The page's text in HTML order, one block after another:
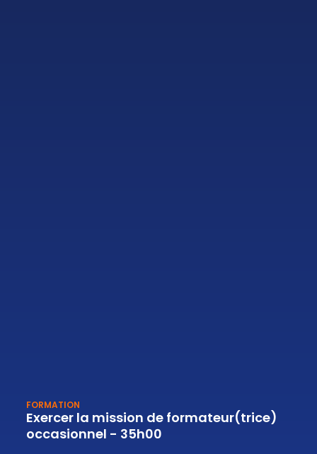
FORMATION
Exercer la mission de formateur(trice)
occasionnel - 35h00